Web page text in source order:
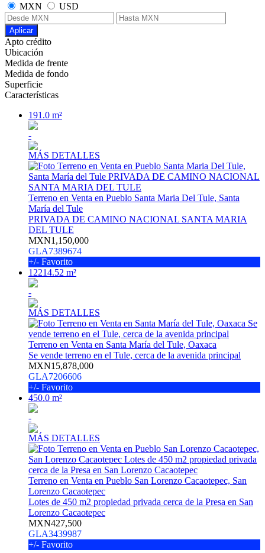
MXN
USD
Aplicar
Apto crédito
Ubicación
Medida de frente
Medida de fondo
Superficie
Características
191.0 m²
-
MÁS DETALLES
Terreno en Venta en Pueblo Santa Maria Del Tule, Santa
María del Tule
PRIVADA DE CAMINO NACIONAL SANTA MARIA
DEL TULE
MXN1,150,000
GLA7389674
+/- Favorito
12214.52 m²
-
MÁS DETALLES
Terreno en Venta en Santa María del Tule, Oaxaca
Se vende terreno en el Tule, cerca de la avenida principal
MXN15,878,000
GLA7206606
+/- Favorito
450.0 m²
-
MÁS DETALLES
Terreno en Venta en Pueblo San Lorenzo Cacaotepec, San
Lorenzo Cacaotepec
Lotes de 450 m2 propiedad privada cerca de la Presa en San
Lorenzo Cacaotepec
MXN427,500
GLA3439987
+/- Favorito